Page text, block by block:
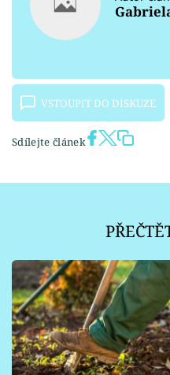
VSTOUPIT DO DISKUZE
Sdílejte článek